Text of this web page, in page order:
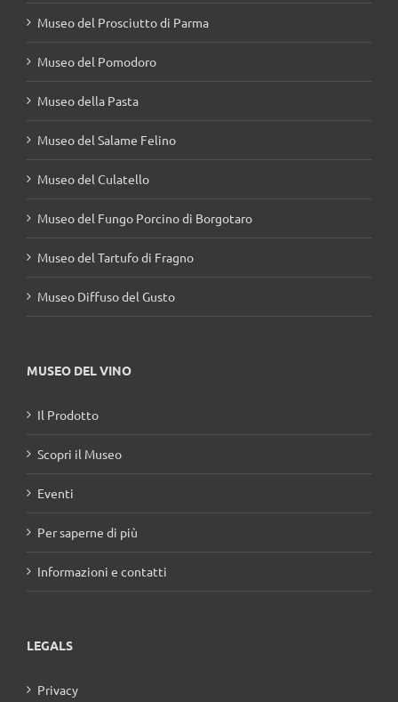
Museo del Prosciutto di Parma
Museo del Pomodoro
Museo della Pasta
Museo del Salame Felino
Museo del Culatello
Museo del Fungo Porcino di Borgotaro
Museo del Tartufo di Fragno
Museo Diffuso del Gusto
MUSEO DEL VINO
Il Prodotto
Scopri il Museo
Eventi
Per saperne di più
Informazioni e contatti
LEGALS
Privacy